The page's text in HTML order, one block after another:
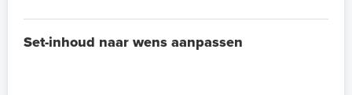
Set-inhoud naar wens aanpassen